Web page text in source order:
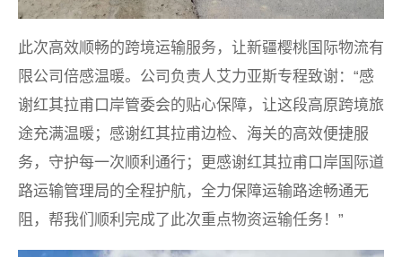
此次高效顺畅的跨境运输服务，让新疆樱桃国际物流有
限公司倍感温暖。公司负责人艾力亚斯专程致谢：“感
谢红其拉甫口岸管委会的贴心保障，让这段高原跨境旅
途充满温暖；感谢红其拉甫边检、海关的高效便捷服
务，守护每一次顺利通行；更感谢红其拉甫口岸国际道
路运输管理局的全程护航，全力保障运输路途畅通无
阻，帮我们顺利完成了此次重点物资运输任务！”